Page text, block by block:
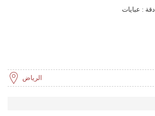
دقة : عبايات
الرياض